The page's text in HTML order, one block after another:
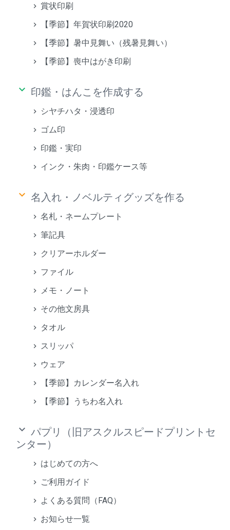
賞状印刷
【季節】年賀状印刷2020
【季節】暑中見舞い（残暑見舞い）
【季節】喪中はがき印刷
keyboard_arrow_down 印鑑・はんこを作成する
シヤチハタ・浸透印
ゴム印
印鑑・実印
インク・朱肉・印鑑ケース等
keyboard_arrow_down 名入れ・ノベルティグッズを作る
名札・ネームプレート
筆記具
クリアーホルダー
ファイル
メモ・ノート
その他文房具
タオル
スリッパ
ウェア
【季節】カレンダー名入れ
【季節】うちわ名入れ
keyboard_arrow_down パプリ（旧アスクルスピードプリントセ
ンター）
はじめての方へ
ご利用ガイド
よくある質問（FAQ）
お知らせ一覧